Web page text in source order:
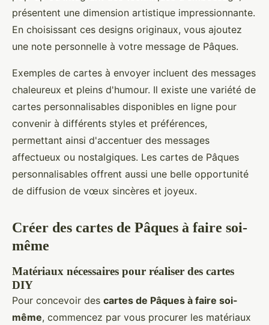
présentent une dimension artistique impressionnante.
En choisissant ces designs originaux, vous ajoutez
une note personnelle à votre message de Pâques.
Exemples de cartes à envoyer incluent des messages
chaleureux et pleins d'humour. Il existe une variété de
cartes personnalisables disponibles en ligne pour
convenir à différents styles et préférences,
permettant ainsi d'accentuer des messages
affectueux ou nostalgiques. Les cartes de Pâques
personnalisables offrent aussi une belle opportunité
de diffusion de vœux sincères et joyeux.
Créer des cartes de Pâques à faire soi-
même
Matériaux nécessaires pour réaliser des cartes
DIY
Pour concevoir des cartes de Pâques à faire soi-
même, commencez par vous procurer les matériaux